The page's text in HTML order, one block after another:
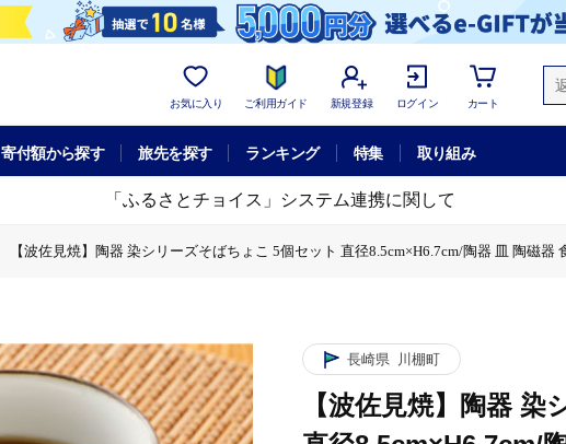
お気に入り ご利用ガイド 新規登録 ログイン カート
寄付額から探す 旅先を探す ランキング 特集 取り組み
「ふるさとチョイス」システム連携に関して
【波佐見焼】陶器 染シリーズそばちょこ 5個セット 直径8.5cm×H6.7cm/陶器 皿 陶磁
長崎県 川棚町
【波佐見焼】陶器